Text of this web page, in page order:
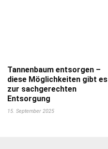
Tannenbaum entsorgen –
diese Möglichkeiten gibt es
zur sachgerechten
Entsorgung
15. September 2025